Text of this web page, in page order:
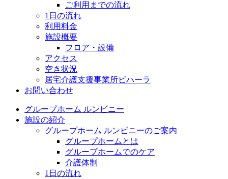
ご利用までの流れ
1日の流れ
利用料金
施設概要
フロア・設備
アクセス
空き状況
居宅介護支援事業所ビハーラ
お問い合わせ
グループホーム ルンビニー
施設の紹介
グループホーム ルンビニーのご案内
グループホームとは
グループホームでのケア
介護体制
1日の流れ